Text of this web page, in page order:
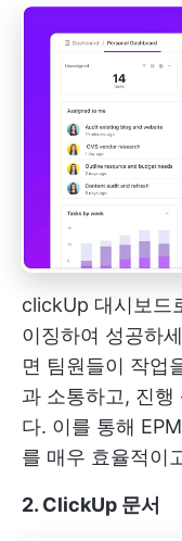
clickUp 대시보드
이징하여 성공하
면 팀원들이 작업
과 소통하고, 진행
다. 이를 통해
를 매우 효율적이
2. ClickUp 문서